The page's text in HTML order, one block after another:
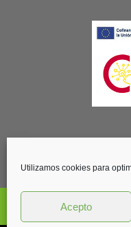
Utilizamos cookies para
Acepto
41007